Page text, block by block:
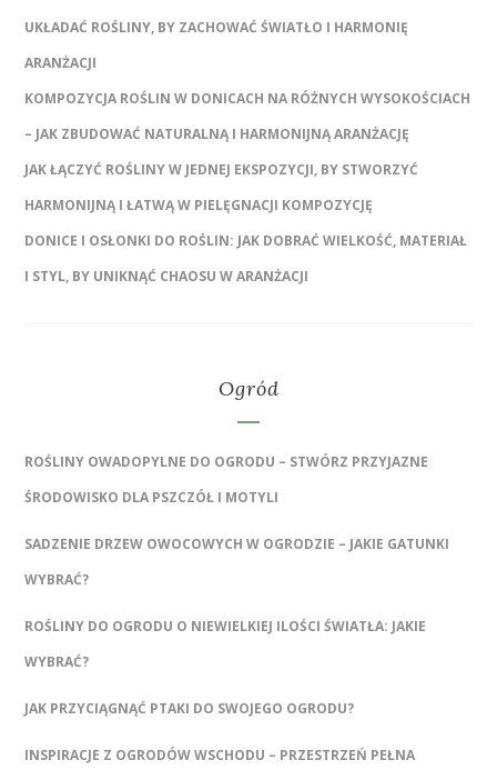
UKŁADAĆ ROŚLINY, BY ZACHOWAĆ ŚWIATŁO I HARMONIĘ
ARANŻACJI
KOMPOZYCJA ROŚLIN W DONICACH NA RÓŻNYCH WYSOKOŚCIACH
– JAK ZBUDOWAĆ NATURALNĄ I HARMONIJNĄ ARANŻACJĘ
JAK ŁĄCZYĆ ROŚLINY W JEDNEJ EKSPOZYCJI, BY STWORZYĆ
HARMONIJNĄ I ŁATWĄ W PIELĘGNACJI KOMPOZYCJĘ
DONICE I OSŁONKI DO ROŚLIN: JAK DOBRAĆ WIELKOŚĆ, MATERIAŁ
I STYL, BY UNIKNĄĆ CHAOSU W ARANŻACJI
Ogród
ROŚLINY OWADOPYLNE DO OGRODU – STWÓRZ PRZYJAZNE
ŚRODOWISKO DLA PSZCZÓŁ I MOTYLI
SADZENIE DRZEW OWOCOWYCH W OGRODZIE – JAKIE GATUNKI
WYBRAĆ?
ROŚLINY DO OGRODU O NIEWIELKIEJ ILOŚCI ŚWIATŁA: JAKIE
WYBRAĆ?
JAK PRZYCIĄGNĄĆ PTAKI DO SWOJEGO OGRODU?
INSPIRACJE Z OGRODÓW WSCHODU – PRZESTRZEŃ PEŁNA